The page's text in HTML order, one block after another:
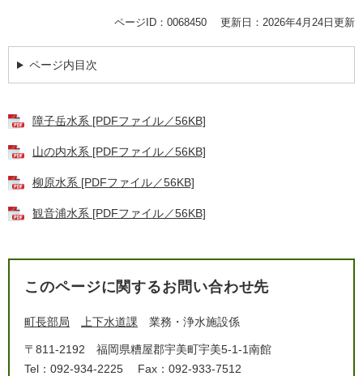
ページID：0068450 更新日：2026年4月24日更新
ページ内目次
障子岳水系 [PDFファイル／56KB]
山の内水系 [PDFファイル／56KB]
柳原水系 [PDFファイル／56KB]
観音浦水系 [PDFファイル／56KB]
このページに関するお問い合わせ先
町長部局 上下水道課 業務・浄水施設係
〒811-2192
福岡県糟屋郡宇美町宇美5-1-1南館
Tel：092-934-2225
Fax：092-933-7512